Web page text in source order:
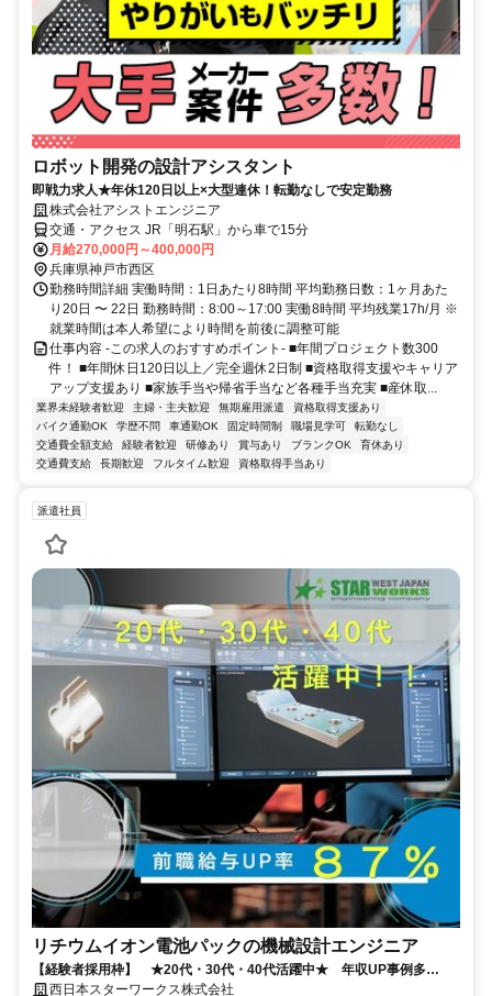
ロボット開発の設計アシスタント
即戦力求人★年休120日以上×大型連休！転勤なしで安定勤務
株式会社アシストエンジニア
交通・アクセス JR「明石駅」から車で15分
月給270,000円～400,000円
兵庫県神戸市西区
勤務時間詳細 実働時間：1日あたり8時間 平均勤務日数：1ヶ月あた
り20日 〜 22日 勤務時間：8:00～17:00 実働8時間 平均残業17h/月 ※
就業時間は本人希望により時間を前後に調整可能
仕事内容 -この求人のおすすめポイント- ■年間プロジェクト数300
件！ ■年間休日120日以上／完全週休2日制 ■資格取得支援やキャリア
アップ支援あり ■家族手当や帰省手当など各種手当充実 ■産休取...
業界未経験者歓迎 主婦・主夫歓迎 無期雇用派遣
資格取得支援あり
バイク通勤OK
学歴不問 車通勤OK 固定時間制 職場見学可
転勤なし
交通費全額支給
経験者歓迎 研修あり 賞与あり ブランクOK
育休あり
交通費支給
長期歓迎 フルタイム歓迎 資格取得手当あり
派遣社員
リチウムイオン電池パックの機械設計エンジニア
【経験者採用枠】 ★20代・30代・40代活躍中★ 年収UP事例多
数！！★★
西日本スターワークス株式会社